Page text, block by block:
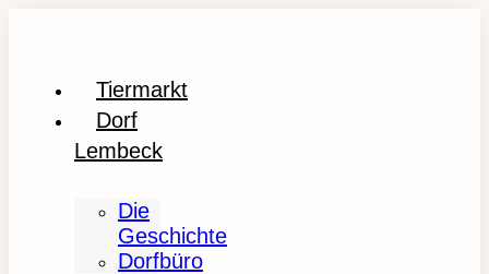
Tiermarkt
Dorf
Lembeck
Die
Geschichte
Dorfbüro